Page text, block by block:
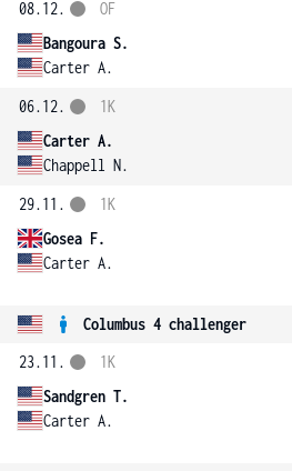
08.12.
Bangoura S.
Carter A.
OF
06.12.
Carter A.
Chappell N.
1K
29.11.
Gosea F.
Carter A.
1K
Columbus 4 challenger
23.11.
Sandgren T.
Carter A.
1K